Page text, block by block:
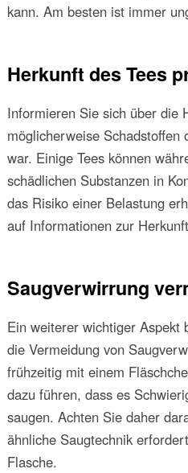
kann. Am besten ist immer
Herkunft des Tees
Informieren Sie sich über die
möglicherweise Schadstoffen
war. Einige Tees können
schädlichen Substanzen in
das Risiko einer Belastung
auf Informationen zur
Saugverwirrung
Ein weiterer wichtiger Aspekt
die Vermeidung von
frühzeitig mit einem
dazu führen, dass es
saugen. Achten Sie daher
ähnliche Saugtechnik
Flasche.